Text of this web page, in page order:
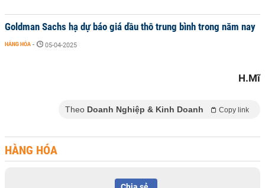
Goldman Sachs hạ dự báo giá dầu thô trung bình trong năm nay
HÀNG HÓA - 05-04-2025
H.Mĩ
Theo Doanh Nghiệp & Kinh Doanh Copy link
HÀNG HÓA